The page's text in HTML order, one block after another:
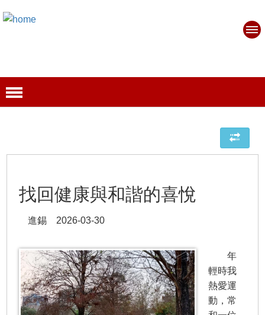
找回健康與和諧的喜悅
進錫 2026-03-30
年
輕時我
熱愛運
動，常